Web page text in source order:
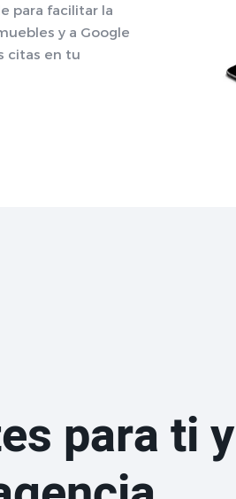
para facilitar la
y a Google
citas en tu
para ti y